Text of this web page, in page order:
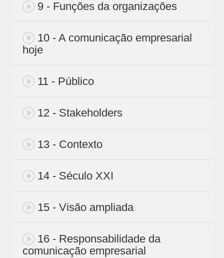
9 - Funções da organizações
10 - A comunicação empresarial
hoje
11 - Público
12 - Stakeholders
13 - Contexto
14 - Século XXI
15 - Visão ampliada
16 - Responsabilidade da
comunicação empresarial